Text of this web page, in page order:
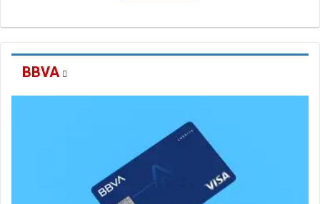
BBVA